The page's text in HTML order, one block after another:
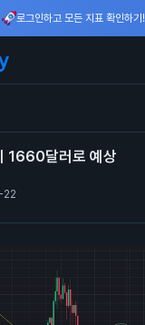
로그인하고 모든 지표 확인하기!
1660달러로 예상